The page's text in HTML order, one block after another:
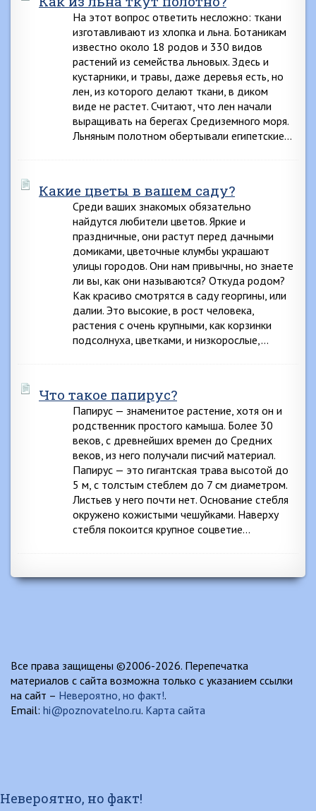
На этот вопрос ответить несложно: ткани
изготавливают из хлопка и льна. Ботаникам
известно около 18 родов и 330 видов
растений из семейства льновых. Здесь и
кустарники, и травы, даже деревья есть, но
лен, из которого делают ткани, в диком
виде не растет. Считают, что лен начали
выращивать на берегах Средиземного моря.
Льняным полотном обертывали египетские…
Какие цветы в вашем саду?
Среди ваших знакомых обязательно
найдутся любители цветов. Яркие и
праздничные, они растут перед дачными
домиками, цветочные клумбы украшают
улицы городов. Они нам привычны, но знаете
ли вы, как они называются? Откуда родом?
Как красиво смотрятся в саду георгины, или
далии. Это высокие, в рост человека,
растения с очень крупными, как корзинки
подсолнуха, цветками, и низкорослые,…
Что такое папирус?
Папирус — знаменитое растение, хотя он и
родственник простого камыша. Более 30
веков, с древнейших времен до Средних
веков, из него получали писчий материал.
Папирус — это гигантская трава высотой до
5 м, с толстым стеблем до 7 см диаметром.
Листьев у него почти нет. Основание стебля
окружено кожистыми чешуйками. Наверху
стебля покоится крупное соцветие…
Все права защищены ©2006-2026. Перепечатка
материалов с сайта возможна только с указанием ссылки
на сайт – Невероятно, но факт!.
Email: hi@poznovatelno.ru. Карта сайта
Невероятно, но факт!